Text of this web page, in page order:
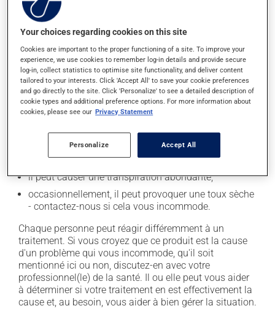
secondaires), notamment :
il peut causer des maux de tête;
il peut causer de la diarrhée;
il peut causer des étourdissements - levez-vous
lentement et soyez prudent avant de prendre le
volant;
il peut causer une fatigue inhabituelle;
(p. ex. soleil, cabine de bronzage) - évitez le plus
possible de vous exposer aux rayons UV et protégez-
vous lorsque vous vous exposez au soleil;
il peut causer une transpiration abondante;
occasionnellement, il peut provoquer une toux sèche
- contactez-nous si cela vous incommode.
Chaque personne peut réagir différemment à un
traitement. Si vous croyez que ce produit est la cause
d'un problème qui vous incommode, qu'il soit
mentionné ici ou non, discutez-en avec votre
professionnel(le) de la santé. Il ou elle peut vous aider
à déterminer si votre traitement en est effectivement la
cause et, au besoin, vous aider à bien gérer la situation.
Your choices regarding cookies on this site
Cookies are important to the proper functioning of a site. To improve your
experience, we use cookies to remember log-in details and provide secure
log-in, collect statistics to optimise site functionality, and deliver content
tailored to your interests. Click 'Accept All' to save your cookie preferences
and go directly to the site. Click 'Personalize' to see a detailed description of
cookie types and additional preference options. For more information about
cookies, please see our Privacy Statement
Personalize Accept All